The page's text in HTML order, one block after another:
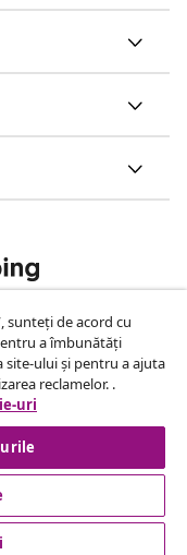
pagina de internet a
B.V.
sunteți de acord cu
a îmbunătăți
site-ului și pentru a ajuta
reclamelor. .
uri